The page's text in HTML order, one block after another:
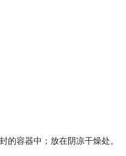
的容器中；放在阴凉干燥处。